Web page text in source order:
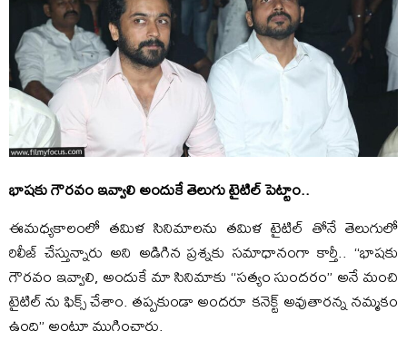
భాషకు గౌరవం ఇవ్వాలి అందుకే తెలుగు టైటిల్ పెట్టాం..
ఈమధ్యకాలంలో తమిళ సినిమాలను తమిళ టైటిల్ తోనే తెలుగులో
రిలీజ్ చేస్తున్నారు అని అడిగిన ప్రశ్నకు సమాధానంగా కార్తీ.. “భాషకు
గౌరవం ఇవ్వాలి, అందుకే మా సినిమాకు “సత్యం సుందరం” అనే మంచి
టైటిల్ ను ఫిక్స్ చేశాం. తప్పకుండా అందరూ కనెక్ట్ అవుతారన్న నమ్మకం
ఉంది” అంటూ ముగించారు.